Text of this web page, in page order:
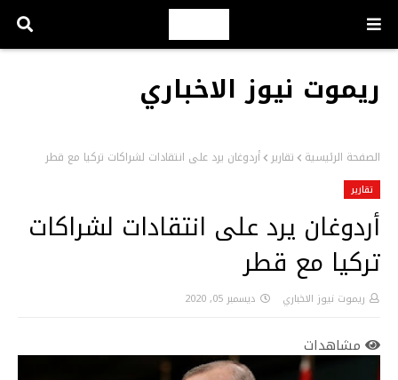
ريموت نيوز الاخباري
الصفحة الرئيسية تقارير أردوغان يرد على انتقادات لشراكات تركيا مع قطر
تقارير
أردوغان يرد على انتقادات لشراكات
تركيا مع قطر
ريموت نيوز الاخباري ديسمبر 05, 2020
مشاهدات